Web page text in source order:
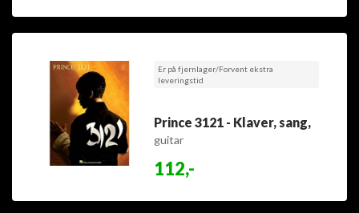
Er på fjernlager/Forvent ekstra
leveringstid
Prince 3121 - Klaver, sang,
guitar
112,-